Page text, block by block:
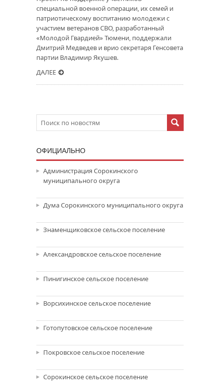
специальной военной операции, их семей и
патриотическому воспитанию молодежи с
участием ветеранов СВО, разработанный
«Молодой Гвардией» Тюмени, поддержали
Дмитрий Медведев и врио секретаря Генсовета
партии Владимир Якушев.
ДАЛЕЕ
ОФИЦИАЛЬНО
Администрация Сорокинского
муниципального округа
Дума Сорокинского муниципального округа
Знаменщиковское сельское поселение
Александровское сельское поселение
Пинигинское сельское поселение
Ворсихинское сельское поселение
Готопутовское сельское поселение
Покровское сельское поселение
Сорокинское сельское поселение